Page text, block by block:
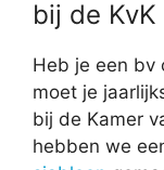
bij de KvK
Heb je een bv
moet je
bij de Kamer
hebben we